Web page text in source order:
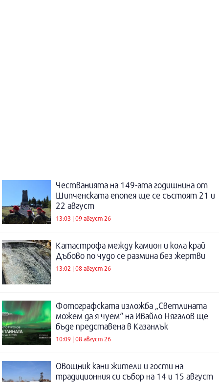
Честванията на 149-ата годишнина от
Шипченската епопея ще се състоят 21 и
22 август
13:03 | 09 август 26
Катастрофа между камион и кола край
Дъбово по чудо се размина без жертви
13:02 | 08 август 26
Фотографската изложба „Светлината
можем да я чуем“ на Ивайло Нягалов ще
бъде представена в Казанлък
10:09 | 08 август 26
Овощник кани жители и гости на
традиционния си събор на 14 и 15 август